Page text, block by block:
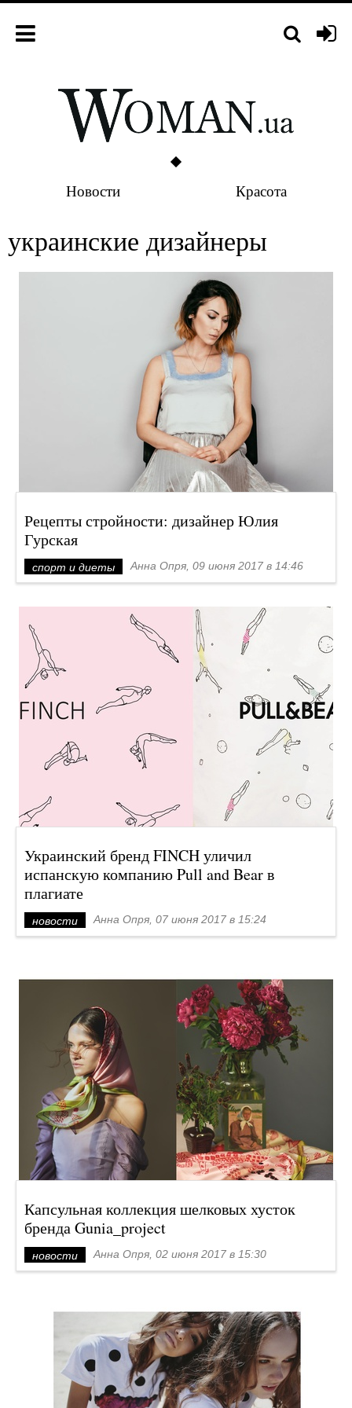
Новости Красота
украинские дизайнеры
Рецепты стройности: дизайнер Юлия
Гурская
спорт и диеты Анна Опря, 09 июня 2017 в 14:46
Украинский бренд FINCH уличил
испанскую компанию Pull and Bear в
плагиате
новости Анна Опря, 07 июня 2017 в 15:24
Капсульная коллекция шелковых хусток
бренда Gunia_project
новости Анна Опря, 02 июня 2017 в 15:30